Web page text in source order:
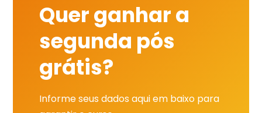
Quer ganhar a
segunda pós
grátis?
Informe seus dados aqui em baixo para